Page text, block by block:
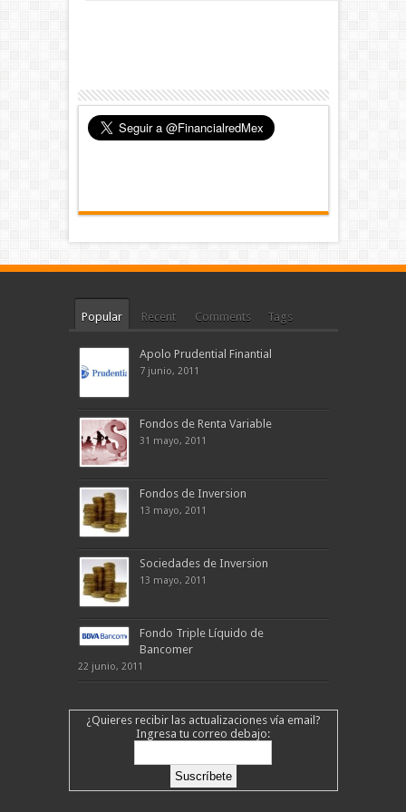
Popular Recent Comments Tags
Apolo Prudential Finantial
7 junio, 2011
Fondos de Renta Variable
31 mayo, 2011
Fondos de Inversion
13 mayo, 2011
Sociedades de Inversion
13 mayo, 2011
Fondo Triple Líquido de
Bancomer
22 junio, 2011
¿Quieres recibir las actualizaciones vía email?
Ingresa tu correo debajo: